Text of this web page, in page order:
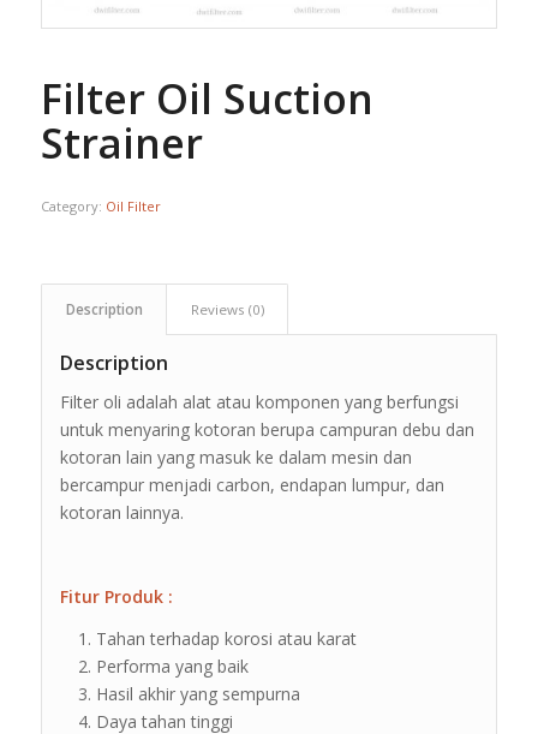
Filter Oil Suction
Strainer
Category: Oil Filter
Description Reviews (0)
Description
Filter oli adalah alat atau komponen yang berfungsi
untuk menyaring kotoran berupa campuran debu dan
kotoran lain yang masuk ke dalam mesin dan
bercampur menjadi carbon, endapan lumpur, dan
kotoran lainnya.
Fitur Produk :
Tahan terhadap korosi atau karat
Performa yang baik
Hasil akhir yang sempurna
Daya tahan tinggi